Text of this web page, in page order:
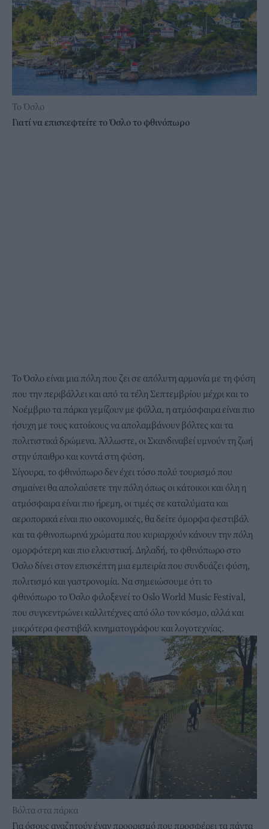
Το Όσλο
Γιατί να επισκεφτείτε το Όσλο το φθινόπωρο
Το Όσλο είναι μια πόλη που ζει σε απόλυτη αρμονία με τη φύση
που την περιβάλλει και από τα τέλη Σεπτεμβρίου μέχρι και το
Νοέμβριο τα πάρκα γεμίζουν με φύλλα, η ατμόσφαιρα είναι πιο
ήσυχη με τους κατοίκους να απολαμβάνουν βόλτες και τα
πολιτιστικά δρώμενα. Άλλωστε, οι Σκανδιναβεί υμνούν τη ζωή
στην ύπαιθρο και κοντά στη φύση.
Σίγουρα, το φθινόπωρο δεν έχει τόσο πολύ τουρισμό που
σημαίνει θα απολαύσετε την πόλη όπως οι κάτοικοι και όλη η
ατμόσφαιρα είναι πιο ήρεμη, οι τιμές σε καταλύματα και
αεροπορικά είναι πιο οικονομικές, θα δείτε όμορφα φεστιβάλ
και τα φθινοπωρινά χρώματα που κυριαρχούν κάνουν την πόλη
ομορφότερη και πιο ελκυστική. Δηλαδή, το φθινόπωρο στο
Όσλο δίνει στον επισκέπτη μια εμπειρία που συνδυάζει φύση,
πολιτισμό και γαστρονομία. Να σημειώσουμε ότι το
φθινόπωρο το Όσλο φιλοξενεί το Oslo World Music Festival,
που συγκεντρώνει καλλιτέχνες από όλο τον κόσμο, αλλά και
μικρότερα φεστιβάλ κινηματογράφου και λογοτεχνίας.
Βόλτα στα πάρκα
Για όσους αναζητούν έναν προορισμό που προσφέρει τα πάντα